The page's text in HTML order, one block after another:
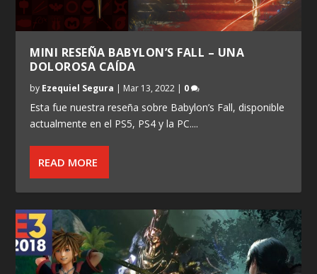
MINI RESEÑA BABYLON’S FALL – UNA
DOLOROSA CAÍDA
by Ezequiel Segura | Mar 13, 2022 | 0
Esta fue nuestra reseña sobre Babylon’s Fall, disponible
actualmente en el PS5, PS4 y la PC....
READ MORE